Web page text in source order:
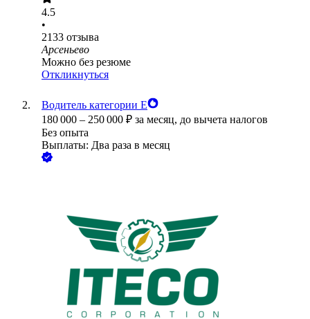
4.5
•
2133 отзыва
Арсеньево
Можно без резюме
Откликнуться
Водитель категории Е
180 000 – 250 000 ₽ за месяц, до вычета налогов
Без опыта
Выплаты: Два раза в месяц